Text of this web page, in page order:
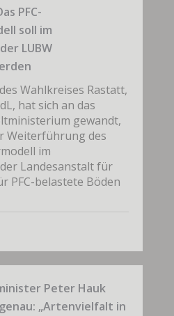
PFC-
soll im
LUBW
Wahlkreises Rastatt,
hat sich an das
gewandt,
Weiterführung des
im
Landesanstalt für
PFC-belastete Böden
Peter Hauk
„Artenvielfalt in